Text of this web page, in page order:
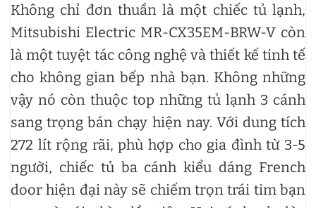
Không chỉ đơn thuần là một chiếc tủ lạnh,
Mitsubishi Electric MR-CX35EM-BRW-V còn
là một tuyệt tác công nghệ và thiết kế tinh tế
cho không gian bếp nhà bạn. Không những
vậy nó còn thuộc top những tủ lạnh 3 cánh
sang trọng bán chạy hiện nay. Với dung tích
272 lít rộng rãi, phù hợp cho gia đình từ 3-5
người, chiếc tủ ba cánh kiểu dáng French
door hiện đại này sẽ chiếm trọn trái tim bạn